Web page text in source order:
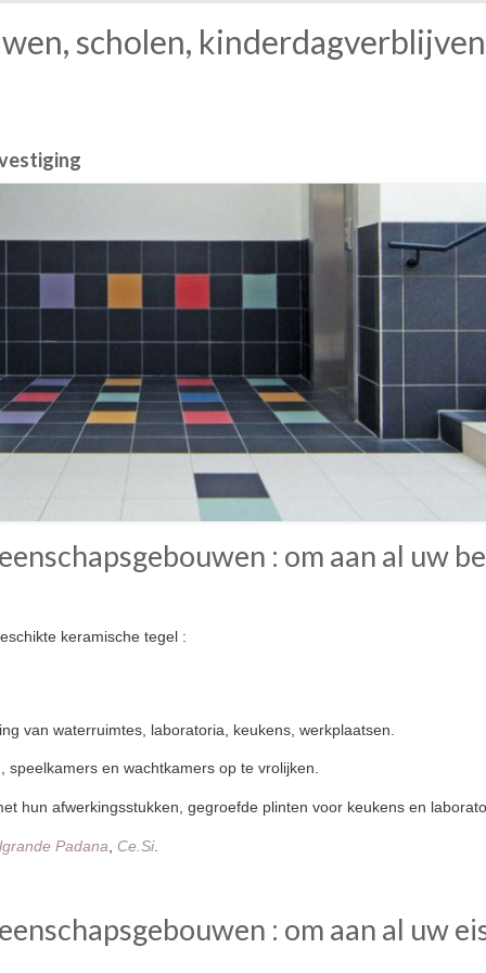
scholen,
: om aan al uw
keramische tegel :
van waterruimtes, laboratoria, keukens, werkplaatsen.
en wachtkamers op te vrolijken.
hun afwerkingsstukken, gegroefde plinten voor keukens en
Padana Ce.Si.
: om aan al uw